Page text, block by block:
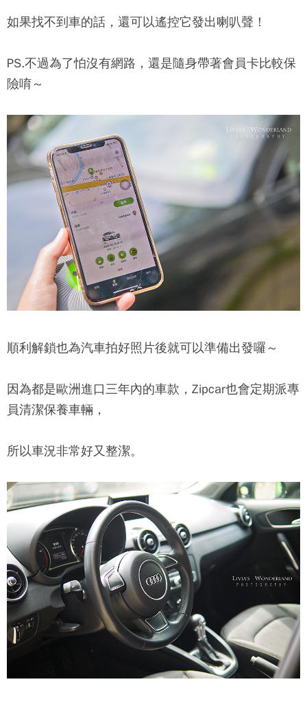
如果找不到車的話，還可以遙控它發出喇叭聲！
PS.不過為了怕沒有網路，還是隨身帶著會員卡比較保
險唷～
順利解鎖也為汽車拍好照片後就可以準備出發囉～
因為都是歐洲進口三年內的車款， Zipcar也會定期派專
員清潔保養車輛，
所以車況非常好又整潔。